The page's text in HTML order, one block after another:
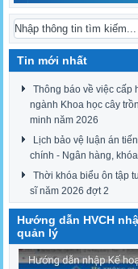
Tin mới nhất
Thông báo về việc cấp
ngành Khoa học cây
minh năm 2026
Lịch bảo vệ luận án
chính - Ngân hàng,
Thời khóa biểu ôn tập
sĩ năm 2026 đợt 2
Hướng dẫn HVCH
quản lý